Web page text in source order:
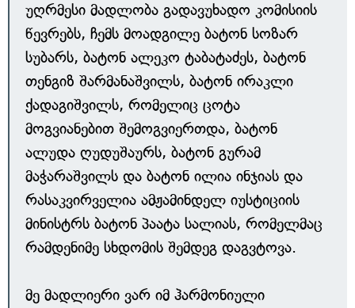
უღრმესი მადლობა გადავუხადო კომისიის
წევრებს, ჩემს მოადგილე ბატონ სოზარ
სუბარს, ბატონ ალეკო ტაბატაძეს, ბატონ
თენგიზ შარმანაშვილს, ბატონ ირაკლი
ქადაგიშვილს, რომელიც ცოტა
მოგვიანებით შემოგვიერთდა, ბატონ
ალუდა ღუდუშაურს, ბატონ გურამ
მაჭარაშვილს და ბატონ ილია ინჯიას და
რასაკვირველია ამჟამინდელ იუსტიციის
მინისტრს ბატონ პაატა სალიას, რომელმაც
რამდენიმე სხდომის შემდეგ დაგვტოვა.
მე მადლიერი ვარ იმ ჰარმონიული